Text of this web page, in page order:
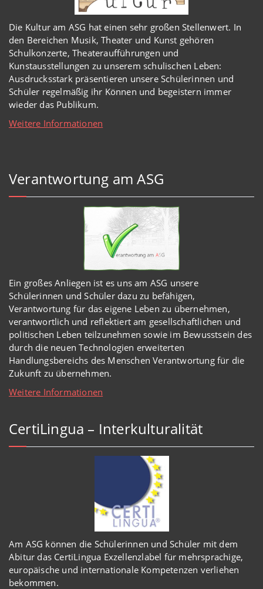
Die Kultur am ASG hat einen sehr großen Stellenwert. In
den Bereichen Musik, Theater und Kunst gehören
Schulkonzerte, Theateraufführungen und
Kunstausstellungen zu unserem schulischen Leben:
Ausdrucksstark präsentieren unsere Schülerinnen und
Schüler regelmäßig ihr Können und begeistern immer
wieder das Publikum.
Weitere Informationen
Verantwortung am ASG
Ein großes Anliegen ist es uns am ASG unsere
Schülerinnen und Schüler dazu zu befähigen,
Verantwortung für das eigene Leben zu übernehmen,
verantwortlich und reflektiert am gesellschaftlichen und
politischen Leben teilzunehmen sowie im Bewusstsein des
durch die neuen Technologien erweiterten
Handlungsbereichs des Menschen Verantwortung für die
Zukunft zu übernehmen.
Weitere Informationen
CertiLingua – Interkulturalität
Am ASG können die Schülerinnen und Schüler mit dem
Abitur das CertiLingua Exzellenzlabel für mehrsprachige,
europäische und internationale Kompetenzen verliehen
bekommen.